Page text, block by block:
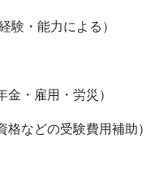
験・能力による）
金・雇用・労災）
などの受験費用補助）